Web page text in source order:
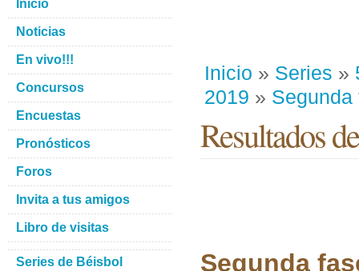
Inicio » Series »
2019 » Segunda
Resultados
Segunda
Inicio
Noticias
En vivo!!!
Concursos
Encuestas
Pronósticos
Foros
Invita a tus amigos
Libro de visitas
Series de Béisbol